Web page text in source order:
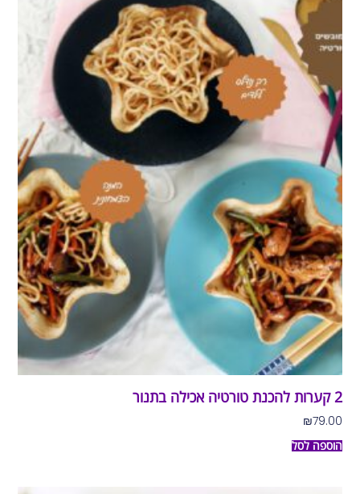
2 קערות להכנת טורטיה אכילה בתנור
₪79.00
הוספה לסל